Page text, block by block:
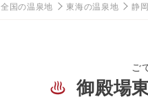
全国の温泉地 東海の温泉地 静
ご
御殿場